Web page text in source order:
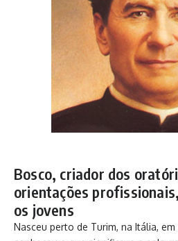
Bosco, criador dos
orientações
os jovens
Nasceu perto de Turim, na Itália, em